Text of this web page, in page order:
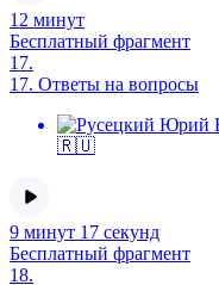
12 минут
Бесплатный фрагмент
17.
17. Ответы на вопросы
🇷🇺
9 минут 17 секунд
Бесплатный фрагмент
18.